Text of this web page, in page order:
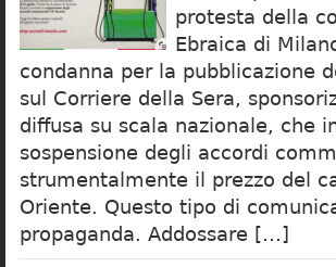
protesta della
Ebraica di
condanna per la pubblicazione
sul Corriere della Sera,
diffusa su scala nazionale, che
sospensione degli accordi
strumentalmente il prezzo del
Oriente. Questo tipo di
propaganda. Addossare […]